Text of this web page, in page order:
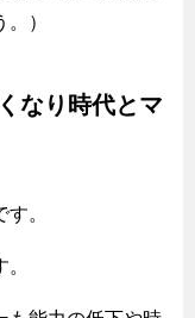
）
なり時代とマ
。